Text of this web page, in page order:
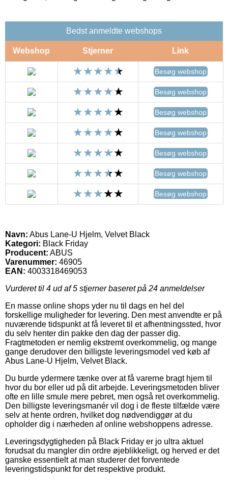
Bedst anmeldte webshops
Webshop Stjerner Link
Besøg webshop
Besøg webshop
Besøg webshop
Besøg webshop
Besøg webshop
Besøg webshop
Besøg webshop
Navn: Abus Lane-U Hjelm, Velvet Black
Kategori: Black Friday
Producent: ABUS
Varenummer: 46905
EAN: 4003318469053
Vurderet til 4 ud af 5 stjerner baseret på 24 anmeldelser
En masse online shops yder nu til dags en hel del
forskellige muligheder for levering. Den mest anvendte er på
nuværende tidspunkt at få leveret til et afhentningssted, hvor
du selv henter din pakke den dag der passer dig.
Fragtmetoden er nemlig ekstremt overkommelig, og mange
gange derudover den billigste leveringsmodel ved køb af
Abus Lane-U Hjelm, Velvet Black.
Du burde ydermere tænke over at få varerne bragt hjem til
hvor du bor eller ud på dit arbejde. Leveringsmetoden bliver
ofte en lille smule mere pebret, men også ret overkommelig.
Den billigste leveringsmanér vil dog i de fleste tilfælde være
selv at hente ordren, hvilket dog nødvendiggør at du
opholder dig i nærheden af online webshoppens adresse.
Leveringsdygtigheden på Black Friday er jo ultra aktuel
forudsat du mangler din ordre øjeblikkeligt, og herved er det
ganske essentielt at man studerer det forventede
leveringstidspunkt for det respektive produkt.